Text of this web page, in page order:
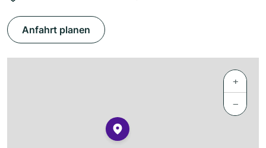
Anfahrt planen
+
−